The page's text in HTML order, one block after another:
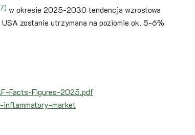
w okresie 2025-2030 tendencja wzrostowa
zostanie utrzymana na poziomie ok. 5-6%
Facts-Figures-2025.pdf
market